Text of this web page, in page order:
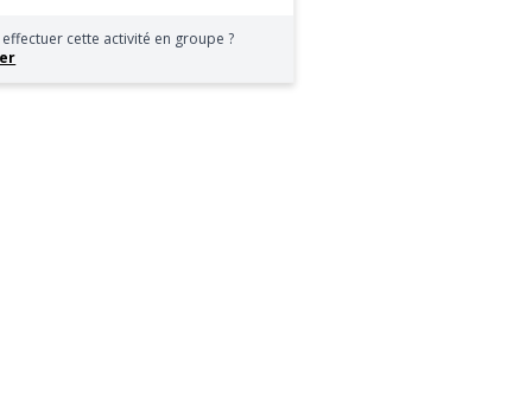
cette activité en groupe ?